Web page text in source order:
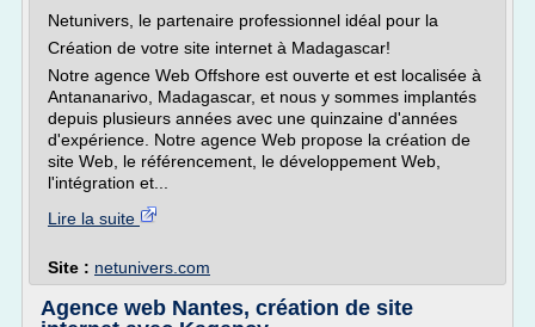
Netunivers, le partenaire professionnel idéal pour la
Création de votre site internet à Madagascar!
Notre agence Web Offshore est ouverte et est localisée à
Antananarivo, Madagascar, et nous y sommes implantés
depuis plusieurs années avec une quinzaine d'années
d'expérience. Notre agence Web propose la création de
site Web, le référencement, le développement Web,
l'intégration et...
Lire la suite
Site : netunivers.com
Agence web Nantes, création de site